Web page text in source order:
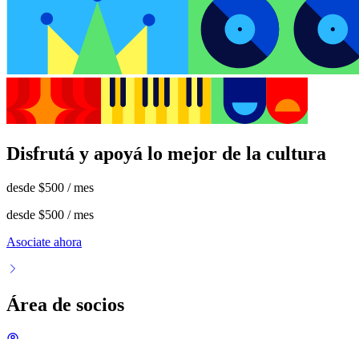
Disfrutá y apoyá lo mejor de la cultura
desde $500 / mes
desde $500 / mes
Asociate ahora
Área de socios